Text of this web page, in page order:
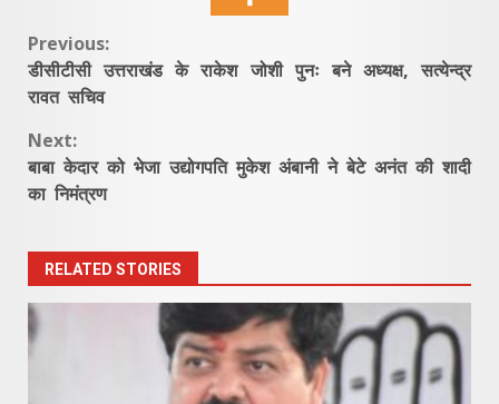
Continue
Reading
Previous:
डीसीटीसी उत्तराखंड के राकेश जोशी पुनः बने अध्यक्ष, सत्येन्द्र
रावत सचिव
Next:
बाबा केदार को भेजा उद्योगपति मुकेश अंबानी ने बेटे अनंत की शादी
का निमंत्रण
RELATED STORIES